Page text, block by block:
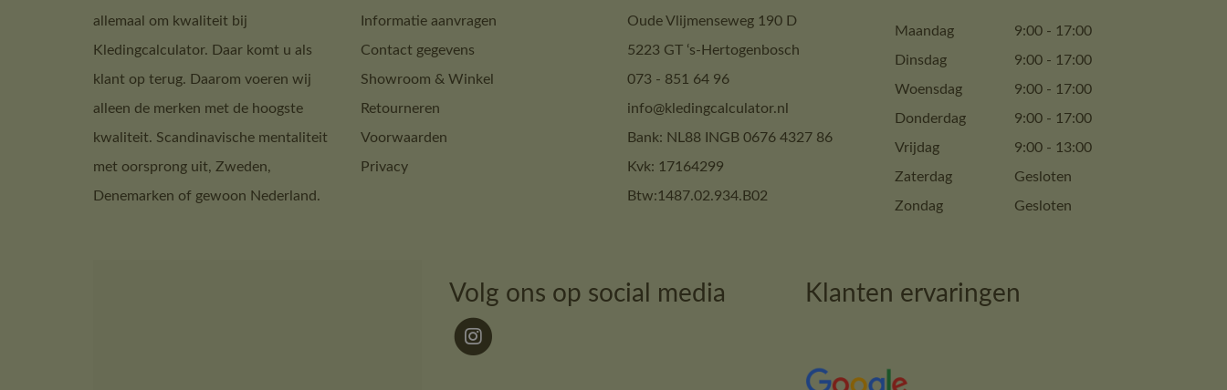
allemaal om kwaliteit bij
Kledingcalculator. Daar komt u als
klant op terug. Daarom voeren wij
alleen de merken met de hoogste
kwaliteit. Scandinavische mentaliteit
met oorsprong uit, Zweden,
Denemarken of gewoon Nederland.
Informatie aanvragen
Contact gegevens
Showroom & Winkel
Retourneren
Voorwaarden
Privacy
Oude Vlijmenseweg 190 D
5223 GT ‘s-Hertogenbosch
073 - 851 64 96
info@kledingcalculator.nl
Bank: NL88 INGB 0676 4327 86
Kvk: 17164299
Btw:1487.02.934.B02
Maandag 9:00 - 17:00
Dinsdag
9:00 - 17:00
Woensdag
9:00 - 17:00
Donderdag
9:00 - 17:00
Vrijdag
9:00 - 13:00
Zaterdag
Gesloten
Zondag
Gesloten
Volg ons op social media Klanten ervaringen